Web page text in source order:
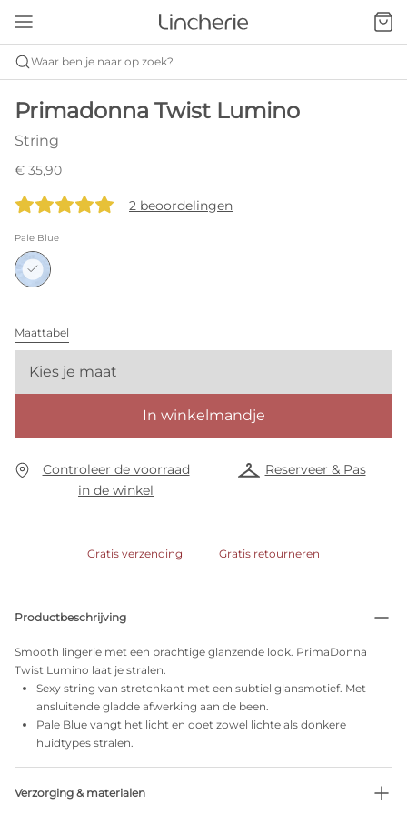
Waar ben je naar op zoek?
Primadonna Twist Lumino
String
€ 35,90
2 beoordelingen
Pale Blue
Maattabel
Kies je maat
In winkelmandje
Controleer de voorraad
in de winkel
Reserveer & Pas
Gratis verzending Gratis retourneren
Productbeschrijving
Smooth lingerie met een prachtige glanzende look. PrimaDonna
Twist Lumino laat je stralen.
Sexy string van stretchkant met een subtiel glansmotief. Met
ansluitende gladde afwerking aan de been.
Pale Blue vangt het licht en doet zowel lichte als donkere
huidtypes stralen.
Verzorging & materialen